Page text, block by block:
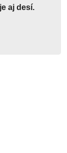
aj desí.